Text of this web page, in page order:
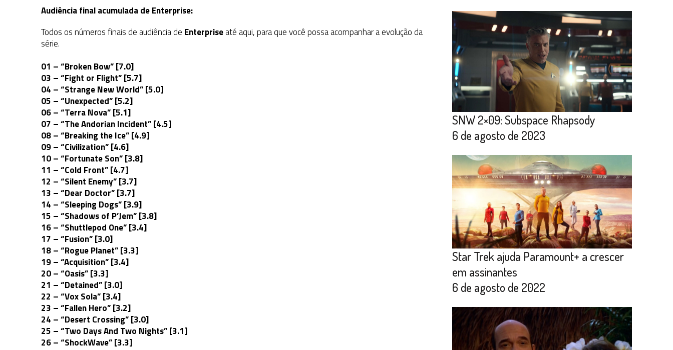
Audiência final acumulada de Enterprise:
Todos os números finais de audiência de Enterpriseaté aqui, para que você possa acompanhar a evolução da
série.
01 – “Broken Bow” [7.0]
03 – “Fight or Flight” [5.7]
04 – “Strange New World” [5.0]
05 – “Unexpected” [5.2]
06 – “Terra Nova” [5.1]
07 – “The Andorian Incident” [4.5]
08 – “Breaking the Ice” [4.9]
09 – “Civilization” [4.6]
10 – “Fortunate Son” [3.8]
11 – “Cold Front” [4.7]
12 – “Silent Enemy” [3.7]
13 – “Dear Doctor” [3.7]
14 – “Sleeping Dogs” [3.9]
15 – “Shadows of P’Jem” [3.8]
16 – “Shuttlepod One” [3.4]
17 – “Fusion” [3.0]
18 – “Rogue Planet” [3.3]
19 – “Acquisition” [3.4]
20 – “Oasis” [3.3]
21 – “Detained” [3.0]
22 – “Vox Sola” [3.4]
23 – “Fallen Hero” [3.2]
24 – “Desert Crossing” [3.0]
25 – “Two Days And Two Nights” [3.1]
26 – “ShockWave” [3.3]
SNW 2×09: Subspace Rhapsody
6 de agosto de 2023
Star Trek ajuda Paramount+ a crescer
em assinantes
6 de agosto de 2022